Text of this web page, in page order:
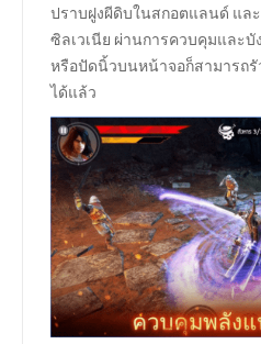
ปราบฝูงผีดิบในสกอตแลนด์ แล
ซิลเวเนีย ผ่านการควบคุมและบั
หรือปัดนิ้วบนหน้าจอก็สามารถ
ได้แล้ว